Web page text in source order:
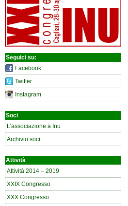
Seguici su:
Facebook
Twitter
Instagram
Soci
L’associazione a Inu
Archivio soci
Attività
Attività 2014 – 2019
XXIX Congresso
XXX Congresso